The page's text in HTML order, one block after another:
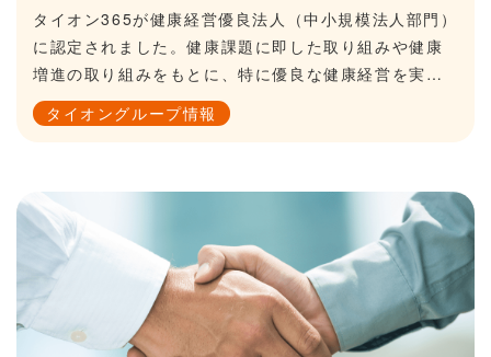
タイオン365が健康経営優良法人（中小規模法人部門）
に認定されました。健康課題に即した取り組みや健康
増進の取り組みをもとに、特に優良な健康経営を実践
している法人を顕彰する制度です。以下は、当社の取
り組みの一例です。社会保険加入者の健康診断100％実
し、社員が安心・安全・健康でいきいきと働くことが
できる環境の整備に努めてまいります。
タイオングループ情報